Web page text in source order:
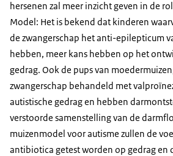
hersenen zal meer inzicht geven in de
Model: Het is bekend dat kinderen
de zwangerschap het anti-epilepticum
hebben, meer kans hebben op het
gedrag. Ook de pups van
zwangerschap behandeld met
autistische gedrag en hebben
verstoorde samenstelling van de
muizenmodel voor autisme zullen de
antibiotica getest worden op gedrag en